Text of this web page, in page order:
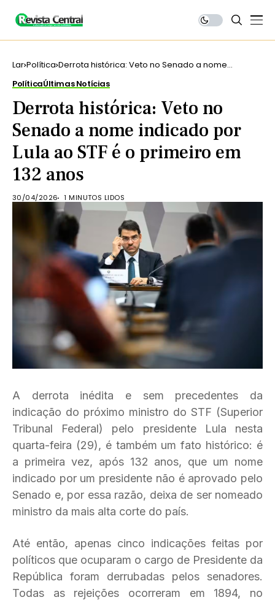
Lar Política Derrota histórica: Veto no Senado a nome
PolíticaÚltimas Notícias
Derrota histórica: Veto no
Senado a nome indicado por
Lula ao STF é o primeiro em
132 anos
30/04/2026 1 MINUTOS LIDOS
A derrota inédita e sem precedentes da
indicação do próximo ministro do STF (Superior
Tribunal Federal) pelo presidente Lula nesta
quarta-feira (29), é também um fato histórico: é
a primeira vez, após 132 anos, que um nome
indicado por um presidente não é aprovado pelo
Senado e, por essa razão, deixa de ser nomeado
ministro da mais alta corte do país.
Até então, apenas cinco indicações feitas por
políticos que ocuparam o cargo de Presidente da
República foram derrubadas pelos senadores.
Todas as rejeições ocorreram em 1894, no